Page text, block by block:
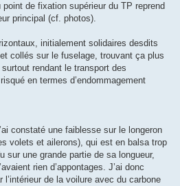
de fixation supérieur du TP reprend
principal (cf. photos).
initialement solidaires desdits
collés sur le fuselage, trouvant ça plus
rendant le transport des
en termes d’endommagement
constaté une faiblesse sur le longeron
volets et ailerons), qui est en balsa trop
sur une grande partie de sa longueur,
rien d’appontages. J’ai donc
l’intérieur de la voilure avec du carbone